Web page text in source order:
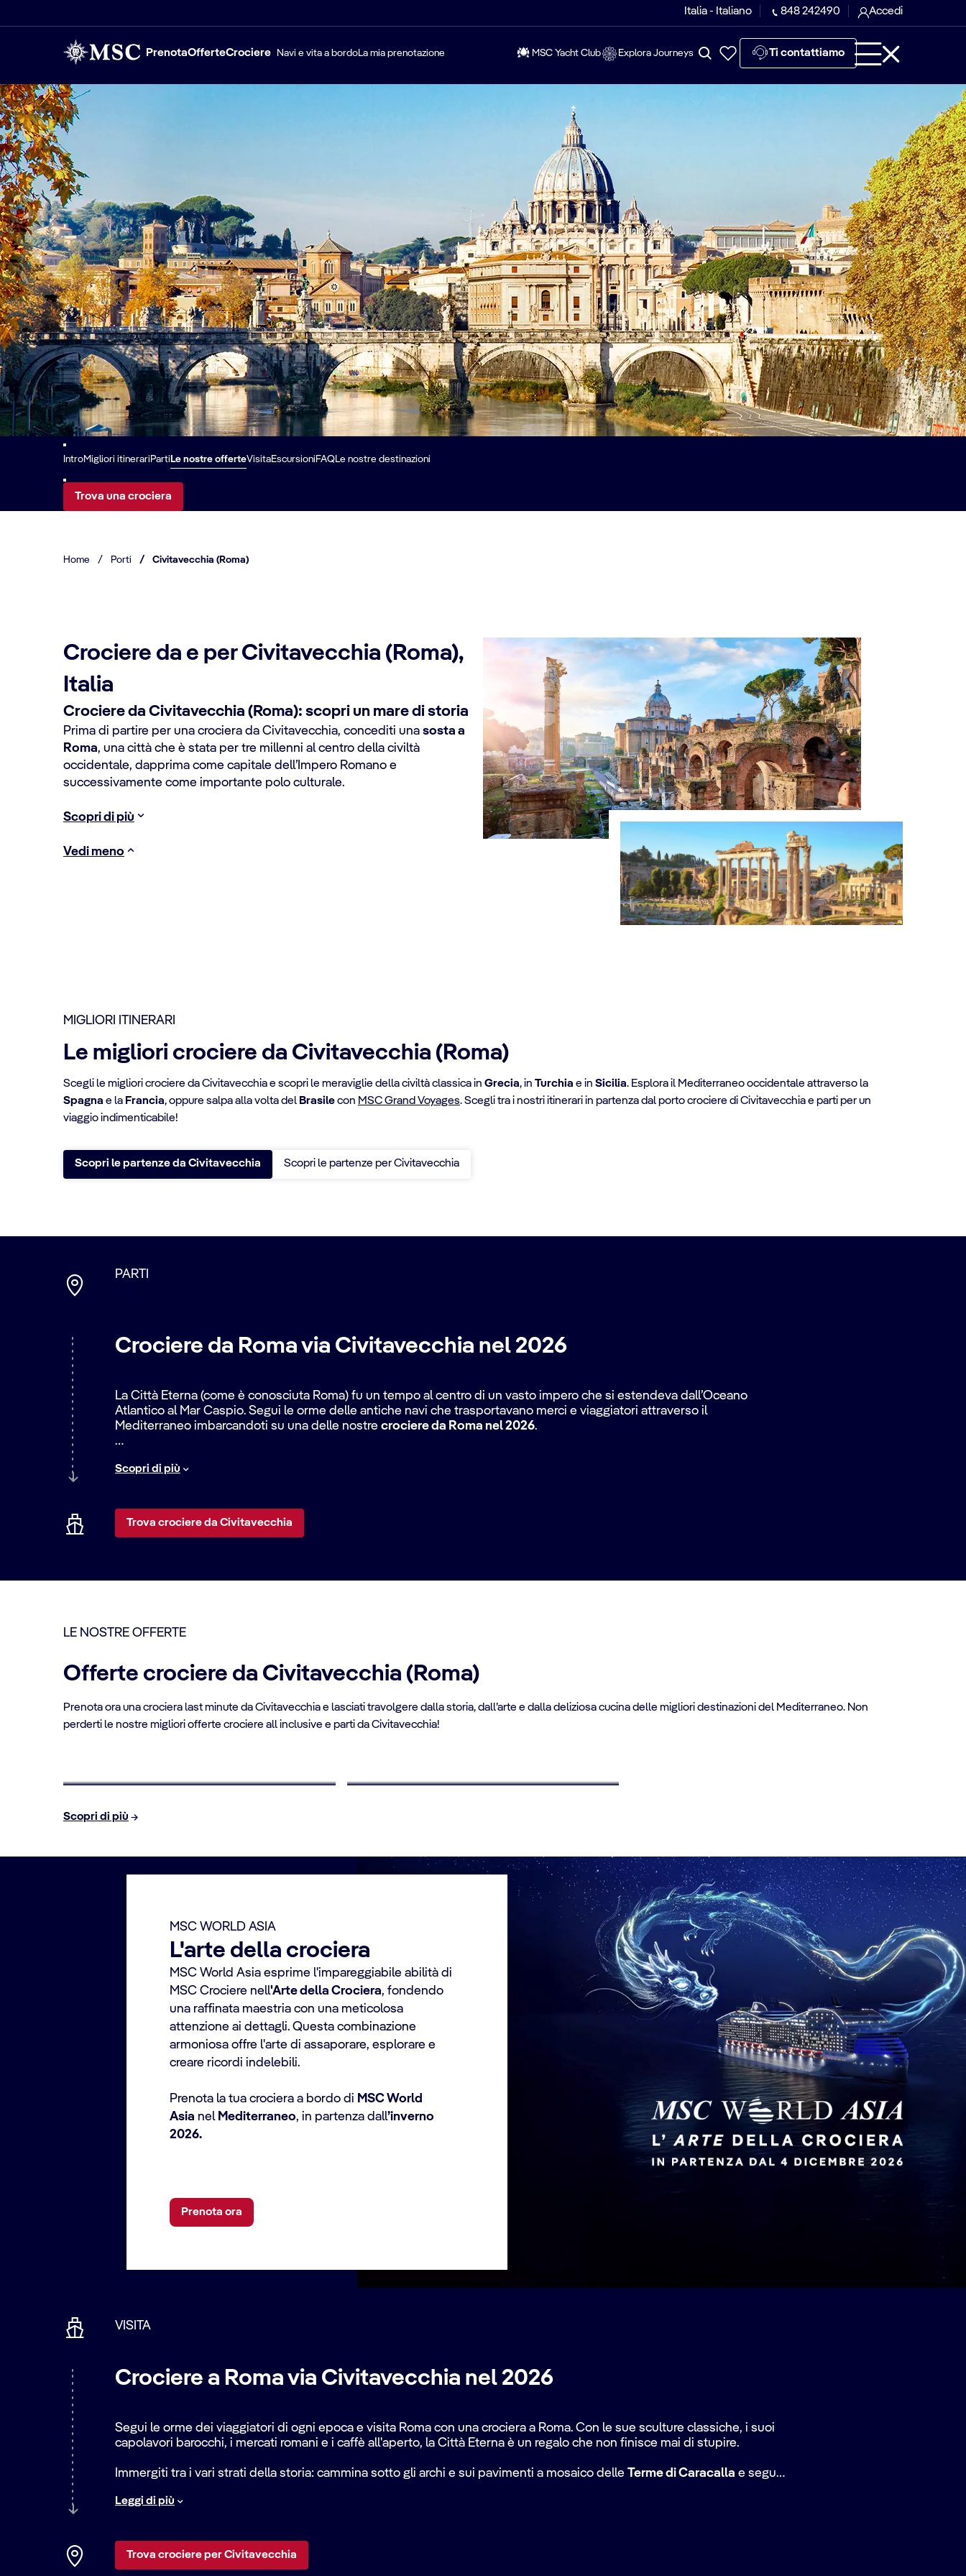
Italia - Italiano 848 242490 Accedi
PrenotaOfferteCrociere Navi e vita a bordoLa mia prenotazione MSC Yacht Club Explora Journeys Ti contattiamo
IntroMigliori itinerariPartiLe nostre offerteVisitaEscursioniFAQLe nostre destinazioni
Trova una crociera
Home / Porti / Civitavecchia (Roma)
Crociere da e per Civitavecchia (Roma),
Italia
Crociere da Civitavecchia (Roma): scopri un mare di storia
Prima di partire per una crociera da Civitavecchia, concediti una sosta a
Roma, una città che è stata per tre millenni al centro della civiltà
occidentale, dapprima come capitale dell’Impero Romano e
successivamente come importante polo culturale.
Scopri di più
Vedi meno
MIGLIORI ITINERARI
Le migliori crociere da Civitavecchia (Roma)
Scegli le migliori crociere da Civitavecchia e scopri le meraviglie della civiltà classica in Grecia, in Turchia e in Sicilia. Esplora il Mediterraneo occidentale attraverso la
Spagna e la Francia, oppure salpa alla volta del Brasilecon MSC Grand Voyages. Scegli tra i nostri itinerari in partenza dal porto crociere di Civitavecchia e parti per un
viaggio indimenticabile!
Scopri le partenze da Civitavecchia Scopri le partenze per Civitavecchia
PARTI
Crociere da Roma via Civitavecchia nel 2026
La Città Eterna (come è conosciuta Roma) fu un tempo al centro di un vasto impero che si estendeva dall’Oceano
Atlantico al Mar Caspio. Segui le orme delle antiche navi che trasportavano merci e viaggiatori attraverso il
Mediterraneo imbarcandoti su una delle nostre crociere da Roma nel 2026.
Valencia, fondata come colonia romana nel 138 a.C. Scopri di più sulla storia italiana navigando verso
Prendi il sole e scopri come le civiltà classiche hanno plasmato il Mediterraneo nei secoli passati con le nostre crociere
Dai libero sfogo al tuo spirito d’avventura con una selezione di crociereMSC Grand Voyagesda Roma. Naviga verso sud
Scopri di più
Trova crociere da Civitavecchia
LE NOSTRE OFFERTE
Offerte crociere da Civitavecchia (Roma)
Prenota ora una crociera last minute da Civitavecchia e lasciati travolgere dalla storia, dall’arte e dalla deliziosa cucina delle migliori destinazioni del Mediterraneo. Non
perderti le nostre migliori offerte crociere all inclusive e parti da Civitavecchia!
FINO AL 10% DI SCONTO
Crociere Over 65
RISPARMIA FINO AL 10%
Crociere per giovani
Scopri di più
MSC WORLD ASIA
L'arte della crociera
MSC World Asia esprime l'impareggiabile abilità di
MSC Crociere nell'Arte della Crociera, fondendo
una raffinata maestria con una meticolosa
attenzione ai dettagli. Questa combinazione
armoniosa offre l'arte di assaporare, esplorare e
creare ricordi indelebili.
Prenota la tua crociera a bordo di MSC World
Asia nel Mediterraneo, in partenza dall’inverno
2026.
Prenota ora
VISITA
Crociere a Roma via Civitavecchia nel 2026
Segui le orme dei viaggiatori di ogni epoca e visita Roma con una crociera a Roma. Con le sue sculture classiche, i suoi
capolavori barocchi, i mercati romani e i caffè all'aperto, la Città Eterna è un regalo che non finisce mai di stupire.
Immergiti tra i vari strati della storia: cammina sotto gli archi e sui pavimenti a mosaico delle Terme di Caracalla e segui
con il divino nella
vivace
Trastevere
e siediti in una delle sue numerose trattorie tradizionali per assaggiare la carbonara come deve
Leggi di più
Trova crociere per Civitavecchia